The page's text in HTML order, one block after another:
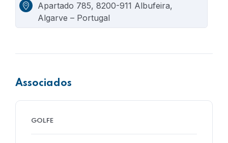
Apartado 785, 8200-911 Albufeira,
Algarve – Portugal
Associados
GOLFE